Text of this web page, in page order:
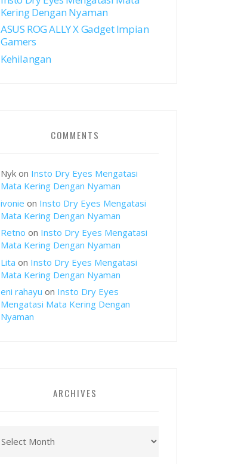
Kering Dengan Nyaman
ASUS ROG ALLY X Gadget Impian
Gamers
Kehilangan
COMMENTS
Nyk on Insto Dry Eyes Mengatasi
Mata Kering Dengan Nyaman
ivonie on Insto Dry Eyes Mengatasi
Mata Kering Dengan Nyaman
Retno on Insto Dry Eyes Mengatasi
Mata Kering Dengan Nyaman
Lita on Insto Dry Eyes Mengatasi
Mata Kering Dengan Nyaman
eni rahayu on Insto Dry Eyes
Mengatasi Mata Kering Dengan
Nyaman
ARCHIVES